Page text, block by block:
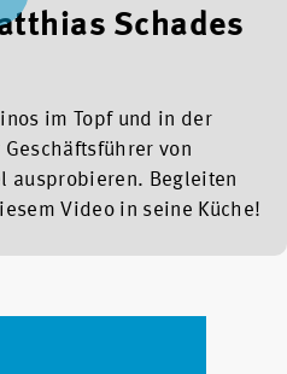
Schades
im Topf und in der
von
ausprobieren. Begleiten
Video in seine Küche!